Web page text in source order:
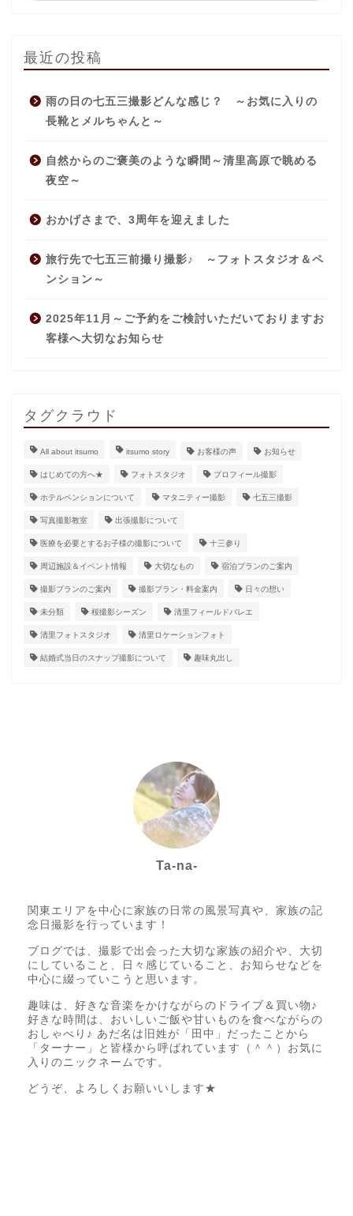
最近の投稿
雨の日の七五三撮影どんな感じ？ ～お気に入りの
長靴とメルちゃんと～
自然からのご褒美のような瞬間～清里高原で眺める
夜空～
おかげさまで、3周年を迎えました
旅行先で七五三前撮り撮影♪ ～フォトスタジオ＆ペ
ンション～
2025年11月～ご予約をご検討いただいておりますお
客様へ大切なお知らせ
タグクラウド
All about itsumo itsumo story お客様の声 お知らせ
はじめての方へ★ フォトスタジオ プロフィール撮影
ホテルペンションについて マタニティー撮影 七五三撮影
写真撮影教室 出張撮影について
医療を必要とするお子様の撮影について 十三参り
周辺施設＆イベント情報 大切なもの 宿泊プランのご案内
撮影プランのご案内 撮影プラン・料金案内 日々の想い
未分類 桜撮影シーズン 清里フィールドバレエ
清里フォトスタジオ 清里ロケーションフォト
結婚式当日のスナップ撮影について 趣味丸出し
Ta-na-
関東エリアを中心に家族の日常の風景写真や、家族の記
念日撮影を行っています！
ブログでは、撮影で出会った大切な家族の紹介や、大切
にしていること、日々感じていること、お知らせなどを
中心に綴っていこうと思います。
趣味は、好きな音楽をかけながらのドライブ＆買い物♪
好きな時間は、おいしいご飯や甘いものを食べながらの
おしゃべり♪ あだ名は旧姓が「田中」だったことから
「ターナー」と皆様から呼ばれています（＾＾）お気に
入りのニックネームです。
どうぞ、よろしくお願いいします★